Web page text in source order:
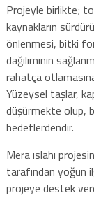
Projeyle birlikte;
kaynakların
önlenmesi, bitki
dağılımının
rahatça
Yüzeysel taşlar,
düşürmekte olup,
hedeflerdendir.
Mera ıslahı
tarafından yoğun
projeye destek